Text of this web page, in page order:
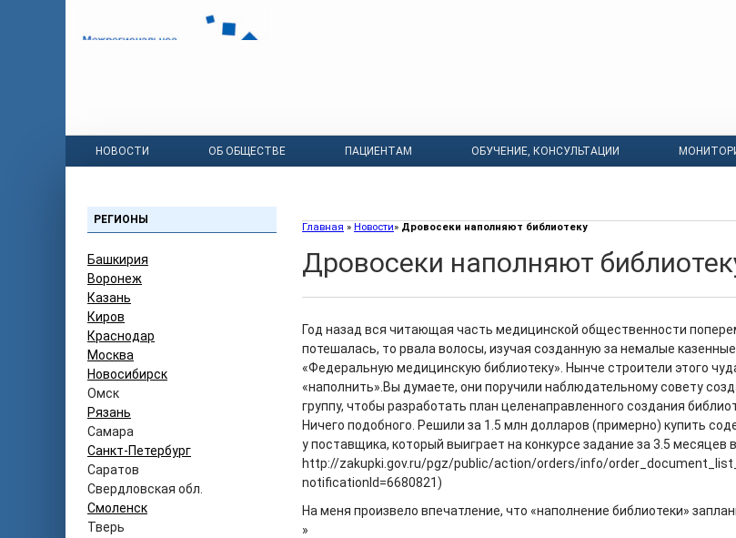
НОВОСТИ ОБ ОБЩЕСТВЕ ПАЦИЕНТАМ ОБУЧЕНИЕ, КОНСУЛЬТАЦИИ
РЕГИОНЫ
Башкирия
Воронеж
Казань
Киров
Краснодар
Москва
Новосибирск
Омск
Рязань
Самара
Санкт-Петербург
Саратов
Свердловская обл.
Смоленск
Тверь
Главная » Новости» Дровосеки наполняют библиотеку
Дровосеки наполняют
Год назад вся читающая часть медицинской общественности
потешалась, то рвала волосы, изучая созданную за немалые
«Федеральную медицинскую библиотеку». Нынче строители этого
«наполнить». Вы думаете, они поручили наблюдательному совету
группу, чтобы разработать план целенаправленного создания
Ничего подобного. Решили за 1.5 млн долларов (примерно) купить
у поставщика, который выиграет на конкурсе задание за 3.5 месяцев
http://zakupki.gov.ru/pgz/public/action/orders/info/
notificationId=6680821)
На меня произвело впечатление, что «наполнение библиотеки»
»